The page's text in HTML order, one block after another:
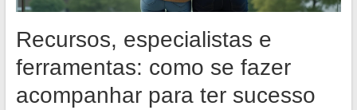
Recursos, especialistas e
ferramentas: como se fazer
acompanhar para ter sucesso